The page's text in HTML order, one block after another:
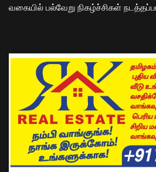
வகையில் பல்வேறு நிகழ்ச்சிகள்